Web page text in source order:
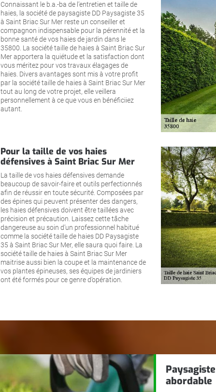
Connaissant le b.a.-ba de l’entretien et taille de
haies, la société de paysagiste DD Paysagiste 35
à Saint Briac Sur Mer reste un conseiller et
compagnon indispensable pour la pérennité et la
bonne santé de vos haies de jardin dans le
35800. La société taille de haies à Saint Briac Sur
Mer apportera la quiétude et la satisfaction dont
vous méritez pour vos travaux élagages de
haies. Divers avantages sont mis à votre profit
par la société taille de haies à Saint Briac Sur Mer
tout au long de votre projet, elle veillera
personnellement à ce que vous en bénéficiiez
autant.
Pour la taille de vos haies
défensives à Saint Briac Sur Mer
La taille de vos haies défensives demande
beaucoup de savoir-faire et outils perfectionnés
afin de réussir en toute sécurité. Composées par
des épines qui peuvent présenter des dangers,
les haies défensives doivent être taillées avec
précision et précaution. Laissez cette tâche
dangereuse au soin d’un professionnel habitué
comme la société taille de haies DD Paysagiste
35 à Saint Briac Sur Mer, elle saura quoi faire. La
société taille de haies à Saint Briac Sur Mer
maitrise aussi bien la coupe et la maintenance de
vos plantes épineuses, ses équipes de jardiniers
ont été formés pour ce genre d’opération.
abordable